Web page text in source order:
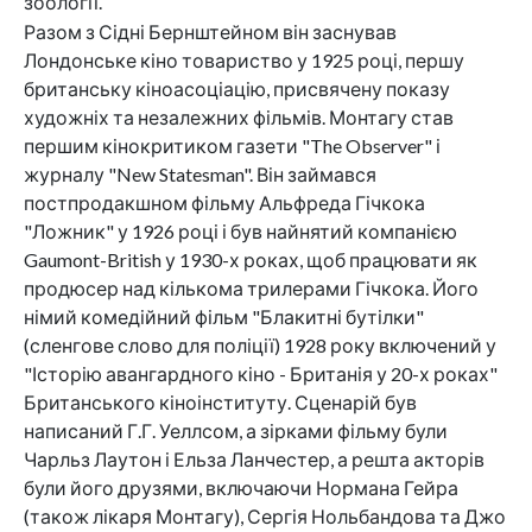
Разом з Сідні Бернштейном він заснував
Лондонське кіно товариство у 1925 році, першу
британську кіноасоціацію, присвячену показу
художніх та незалежних фільмів. Монтагу став
першим кінокритиком газети "The Observer" і
журналу "New Statesman". Він займався
постпродакшном фільму Альфреда Гічкока
"Ложник" у 1926 році і був найнятий компанією
Gaumont-British у 1930-х роках, щоб працювати як
продюсер над кількома трилерами Гічкока. Його
німий комедійний фільм "Блакитні бутілки"
(сленгове слово для поліції) 1928 року включений у
"Історію авангардного кіно - Британія у 20-х роках"
Британського кіноінституту. Сценарій був
написаний Г.Г. Уеллсом, а зірками фільму були
Чарльз Лаутон і Ельза Ланчестер, а решта акторів
були його друзями, включаючи Нормана Гейра
(також лікаря Монтагу), Сергія Нольбандова та Джо